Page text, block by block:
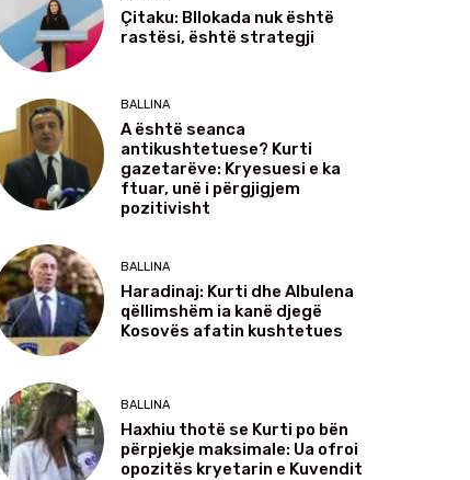
Çitaku: Bllokada nuk është
rastësi, është strategji
BALLINA
A është seanca
antikushtetuese? Kurti
gazetarëve: Kryesuesi e ka
ftuar, unë i përgjigjem
pozitivisht
BALLINA
Haradinaj: Kurti dhe Albulena
qëllimshëm ia kanë djegë
Kosovës afatin kushtetues
BALLINA
Haxhiu thotë se Kurti po bën
përpjekje maksimale: Ua ofroi
opozitës kryetarin e Kuvendit